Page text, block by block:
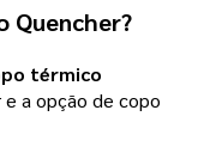
Quencher?
térmico
e a opção de copo